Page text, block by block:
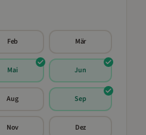
Feb Mär
Mai Jun
Aug Sep
Nov Dez